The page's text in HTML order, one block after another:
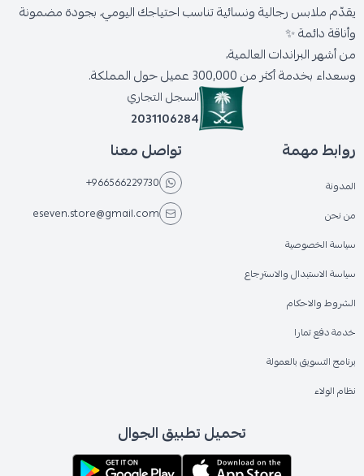
يقدّم ملابس رجالية ونسائية تناسب احتياجك اليومي، بجودة مضمونة
وأناقة دائمة ✨
من أشهر البراندات العالمية،
وسعداء بخدمة أكثر من 300,000 عميل حول المملكة.
السجل التجاري
2031106284
روابط مهمة
المدونة
من نحن
سياسة الخصوصية
سياسة الاستبدال والاسترجاع
الشروط والاحكام
خدمة دفع تمارا
برنامج التسويق بالعمولة
نظام الولاء
تواصل معنا
+966566229730
eseven.store@gmail.com
تحميل تطبيق الجوال